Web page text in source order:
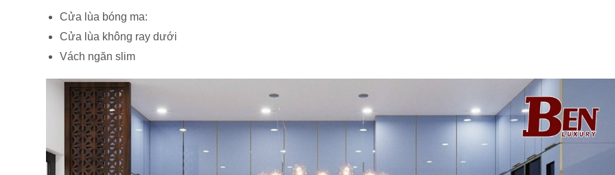
Cửa lùa bóng ma:
Cửa lùa không ray dưới
Vách ngăn slim